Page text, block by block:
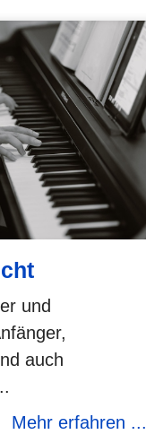
und
auch
Mehr erfahren ...